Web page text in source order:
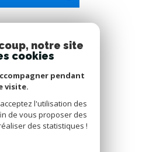
ADHÉRENTSnotre site
cookies
pendant
visite.
l'utilisation des
de vous proposer des
des statistiques !